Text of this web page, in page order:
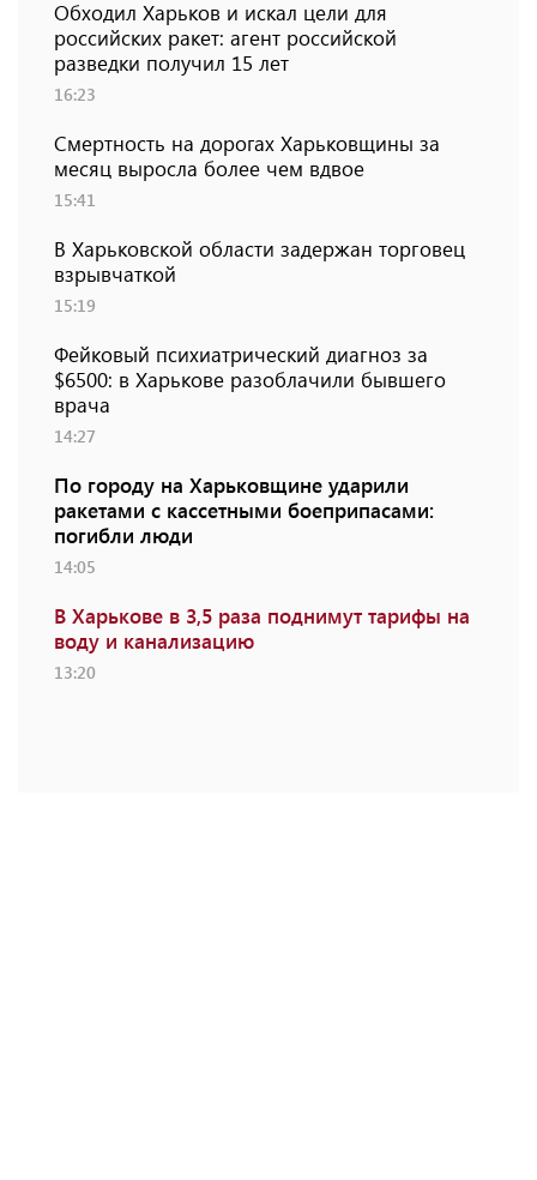
Обходил Харьков и искал цели для
российских ракет: агент российской
разведки получил 15 лет
16:23
Смертность на дорогах Харьковщины за
месяц выросла более чем вдвое
15:41
В Харьковской области задержан торговец
взрывчаткой
15:19
Фейковый психиатрический диагноз за
$6500: в Харькове разоблачили бывшего
врача
14:27
По городу на Харьковщине ударили
ракетами с кассетными боеприпасами:
погибли люди
14:05
В Харькове в 3,5 раза поднимут тарифы на
воду и канализацию
13:20